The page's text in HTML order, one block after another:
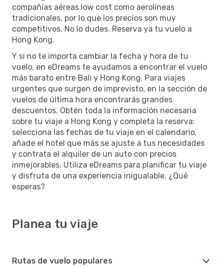
compañías aéreas low cost como aerolíneas
tradicionales, por lo que los precios son muy
competitivos. No lo dudes. Reserva ya tu vuelo a
Hong Kong.
Y si no te importa cambiar la fecha y hora de tu
vuelo, en eDreams te ayudamos a encontrar el vuelo
más barato entre Bali y Hong Kong. Para viajes
urgentes que surgen de imprevisto, en la sección de
vuelos de última hora encontrarás grandes
descuentos. Obtén toda la información necesaria
sobre tu viaje a Hong Kong y completa la reserva:
selecciona las fechas de tu viaje en el calendario,
añade el hotel que más se ajuste a tus necesidades
y contrata el alquiler de un auto con precios
inmejorables. Utiliza eDreams para planificar tu viaje
y disfruta de una experiencia inigualable. ¿Qué
esperas?
Planea tu viaje
Rutas de vuelo populares